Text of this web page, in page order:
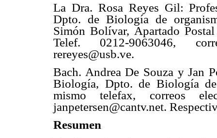
La Dra. Rosa Reyes Gil:
Dpto. de Biología de
Simón Bolívar, Apartado
Telef. 0212-9063046,
rereyes@usb.ve.
Bach. Andrea De Souza y Jan
Biología, Dpto. de Biología
mismo telefax, correos
janpetersen@cantv.net.
Resumen